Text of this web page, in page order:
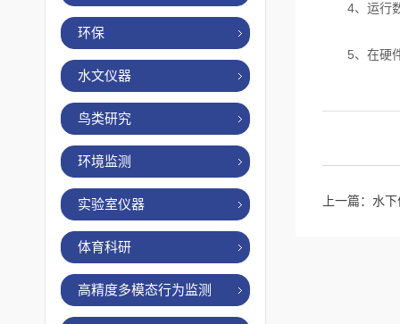
环保
水文仪器
鸟类研究
环境监测
实验室仪器
体育科研
高精度多模态行为监测
4、运行数
5、在硬件
上一篇： 水